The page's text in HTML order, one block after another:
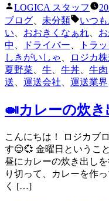
投
稿
者:
LOGICA スタッフ
ブログ
未分類
タ
グ:
いつ
い
おおきくなぁれ
中
ドライバー トラ
しきがいしゃ
ロジカ
夏野菜
牛 牛丼 牛肉
送
運送会社 運送業界
🍛カレーの炊
こんにちは！ ロジカブ
す😌💞 金曜日というこ
昼にカレーの炊き出し
り切って、カレーを作
く […]